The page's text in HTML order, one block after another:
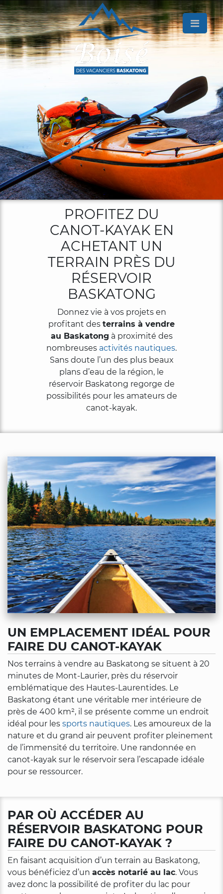
×
Accueil
Le
projet
Nos
PROFITEZ DU
CANOT-KAYAK EN
ACHETANT UN
TERRAIN PRÈS DU
RÉSERVOIR
BASKATONG
Donnez vie à vos projets en
profitant des terrains à vendre
au Baskatong à proximité des
nombreuses activités nautiques.
Sans doute l’un des plus beaux
plans d’eau de la région, le
réservoir Baskatong regorge de
possibilités pour les amateurs de
canot-kayak.
UN EMPLACEMENT IDÉAL POUR
FAIRE DU CANOT-KAYAK
Nos terrains à vendre au Baskatong se situent à 20
minutes de Mont-Laurier, près du réservoir
emblématique des Hautes-Laurentides. Le
Baskatong étant une véritable mer intérieure de
près de 400 km², il se présente comme un endroit
idéal pour les sports nautiques. Les amoureux de la
nature et du grand air peuvent profiter pleinement
de l’immensité du territoire. Une randonnée en
canot-kayak sur le réservoir sera l’escapade idéale
pour se ressourcer.
PAR OÙ ACCÉDER AU
RÉSERVOIR BASKATONG POUR
FAIRE DU CANOT-KAYAK ?
En faisant acquisition d’un terrain au Baskatong,
vous bénéficiez d’un accès notarié au lac. Vous
avez donc la possibilité de profiter du lac pour